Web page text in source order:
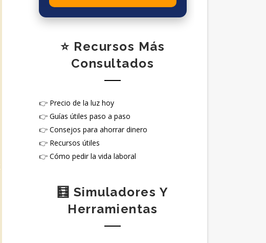
⭐ Recursos Más
Consultados
👉 Precio de la luz hoy
👉 Guías útiles paso a paso
👉 Consejos para ahorrar dinero
👉 Recursos útiles
👉 Cómo pedir la vida laboral
🧮 Simuladores Y
Herramientas